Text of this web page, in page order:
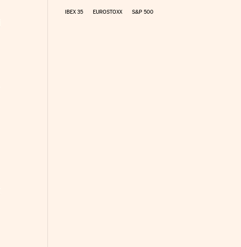
IBEX 35 EUROSTOXX S&P 500